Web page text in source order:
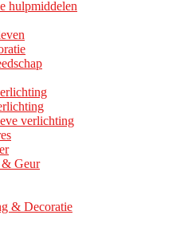
hulpmiddelen
verlichting
& Geur
& Decoratie